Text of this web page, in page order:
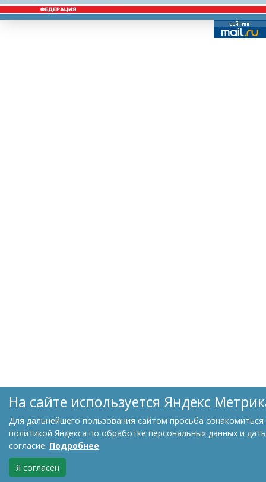
На сайте используется Яндекс
Для дальнейшего пользования сайтом просьба ознакомиться
политикой Яндекса по обработке персональных данных и
согласие. Подробнее
Я согласен